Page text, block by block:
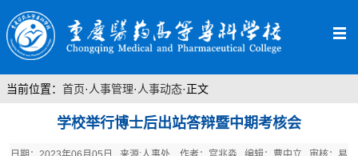
当前位置： 首页· 人事管理· 人事动态·正文
学校举行博士后出站答辩暨中期考核会